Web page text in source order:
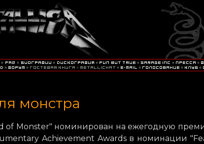
монстра
of Monster" номинирован на ежегодную
Achievement Awards в номинации